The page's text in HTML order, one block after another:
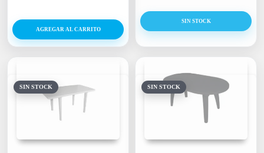
SIN STOCK
SIN STOCK
AGREGAR AL CARRITO
SIN STOCK